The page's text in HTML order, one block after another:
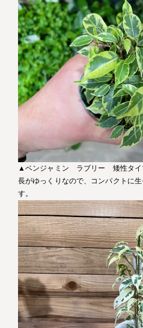
▲ベンジャミン ラブリー 矮性タイ
長がゆっくりなので、コンパクトに
す。